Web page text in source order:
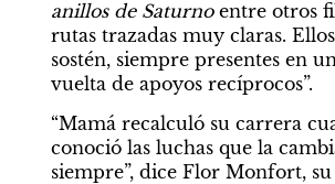
anillos de Saturno entre otros
rutas trazadas muy claras.
sostén, siempre presentes en
vuelta de apoyos recíprocos”.
“Mamá recalculó su carrera
conoció las luchas que la
siempre”, dice Flor Monfort,